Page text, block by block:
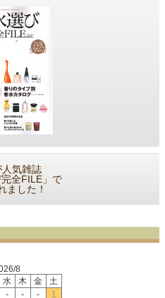
人気雑誌
完全FILE」で
ました！
8
水 木 金
土
- - - 1